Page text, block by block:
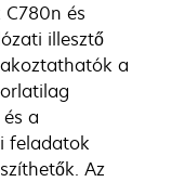
és
illesztő
a
a
feladatok
Az